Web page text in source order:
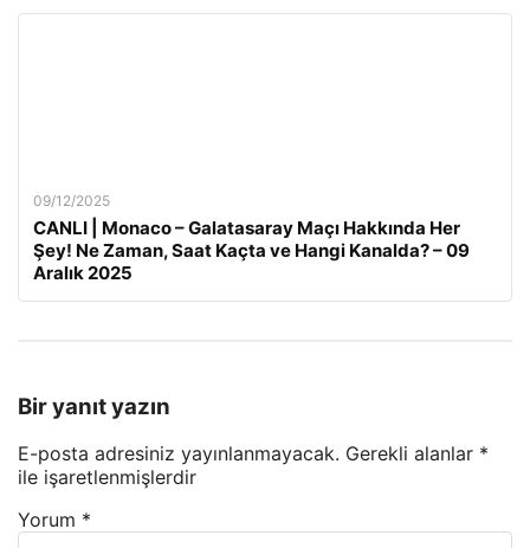
09/12/2025
CANLI | Monaco – Galatasaray Maçı Hakkında Her
Şey! Ne Zaman, Saat Kaçta ve Hangi Kanalda? – 09
Aralık 2025
Bir yanıt yazın
E-posta adresiniz yayınlanmayacak. Gerekli alanlar *
ile işaretlenmişlerdir
Yorum *